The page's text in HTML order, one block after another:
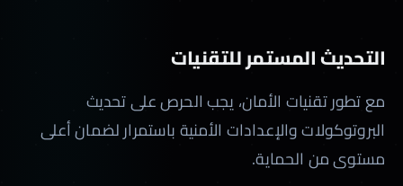
التحديث المستمر للتقنيات
مع تطور تقنيات الأمان، يجب الحرص على تحديث
البروتوكولات والإعدادات الأمنية باستمرار لضمان أعلى
مستوى من الحماية.